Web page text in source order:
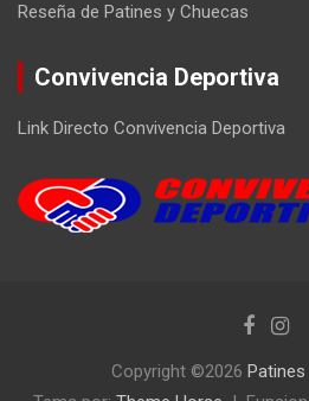
Reseña de Patines y Chuecas
Convivencia Deportiva
Link Directo Convivencia Deportiva
Copyright ©2026